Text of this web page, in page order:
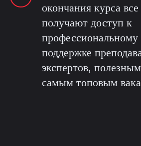
окончания курса
получают доступ к
профессиональному
поддержке
экспертов,
самым топовым